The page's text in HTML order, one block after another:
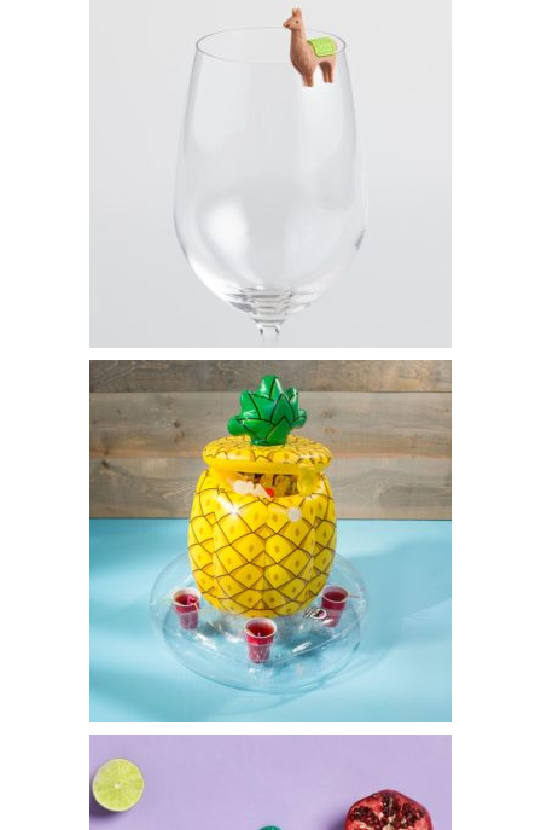
22€95
Marqueurs de verre Lama – Set de 6 – 6€95